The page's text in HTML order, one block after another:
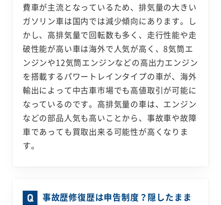
費車が主流となっているため、排気量の大きい
ガソリン車は国内では減少傾向にあります。し
かし、高排気量で回転数も多く、走行性能や走
破性能が高い車は海外で人気が高く、8気筒エ
ンジンや12気筒エンジンなどの高出力エンジン
を搭載するパワートレインタイプの車が、海外
輸出によって中古車市場でも高値取引が可能に
なっているのです。高排気量の車は、エンジン
などの部品人気も高いことから、事故車や故障
車であっても買取出来る可能性が高くなりま
す。
事故歴修復歴は申告制度？隠したまま